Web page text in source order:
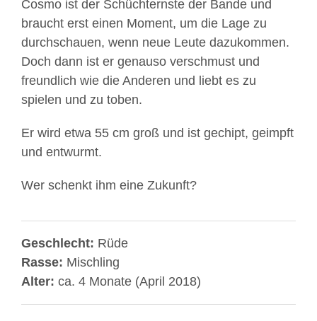
Cosmo ist der Schüchternste der Bande und
braucht erst einen Moment, um die Lage zu
durchschauen, wenn neue Leute dazukommen.
Doch dann ist er genauso verschmust und
freundlich wie die Anderen und liebt es zu
spielen und zu toben.
Er wird etwa 55 cm groß und ist gechipt, geimpft
und entwurmt.
Wer schenkt ihm eine Zukunft?
Geschlecht: Rüde
Rasse: Mischling
Alter: ca. 4 Monate (April 2018)